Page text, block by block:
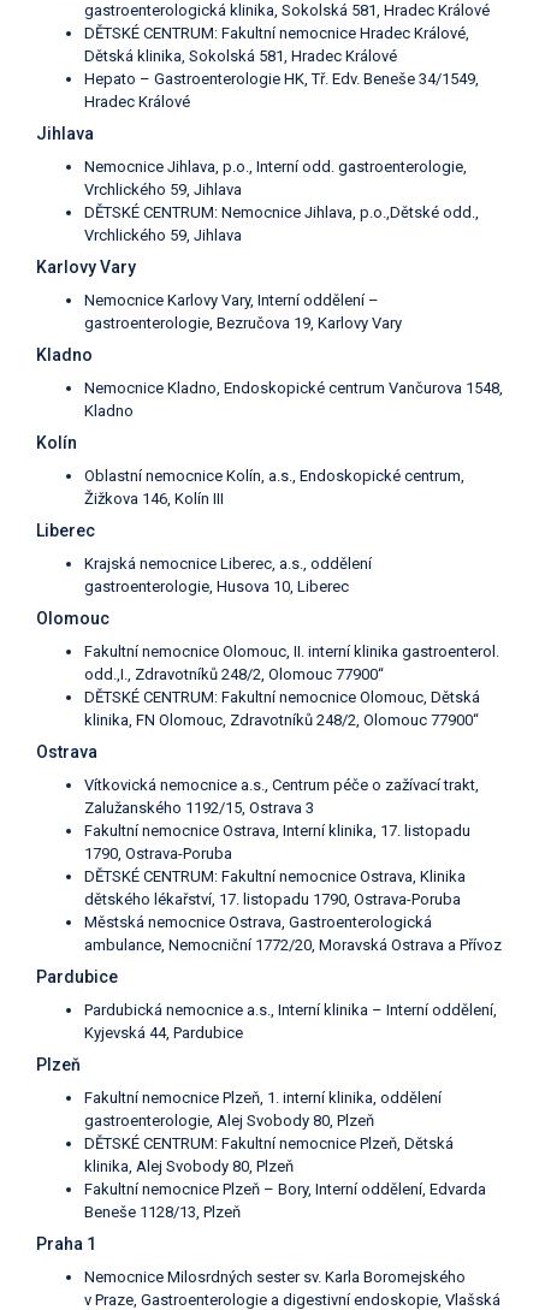
gastroenterologická klinika, Sokolská 581, Hradec Králové
DĚTSKÉ CENTRUM: Fakultní nemocnice Hradec Králové,
Dětská klinika, Sokolská 581, Hradec Králové
Hepato – Gastroenterologie HK, Tř. Edv. Beneše 34/1549,
Hradec Králové
Jihlava
Nemocnice Jihlava, p.o., Interní odd. gastroenterologie,
Vrchlického 59, Jihlava
DĚTSKÉ CENTRUM: Nemocnice Jihlava, p.o.,Dětské odd.,
Vrchlického 59, Jihlava
Karlovy Vary
Nemocnice Karlovy Vary, Interní oddělení –
gastroenterologie, Bezručova 19, Karlovy Vary
Kladno
Nemocnice Kladno, Endoskopické centrum Vančurova 1548,
Kladno
Kolín
Oblastní nemocnice Kolín, a.s., Endoskopické centrum,
Žižkova 146, Kolín III
Liberec
Krajská nemocnice Liberec, a.s., oddělení
gastroenterologie, Husova 10, Liberec
Olomouc
Fakultní nemocnice Olomouc, II. interní klinika gastroenterol.
odd.,I., Zdravotníků 248/2, Olomouc 77900“
DĚTSKÉ CENTRUM: Fakultní nemocnice Olomouc, Dětská
klinika, FN Olomouc, Zdravotníků 248/2, Olomouc 77900“
Ostrava
Vítkovická nemocnice a.s., Centrum péče o zažívací trakt,
Zalužanského 1192/15, Ostrava 3
Fakultní nemocnice Ostrava, Interní klinika, 17. listopadu
1790, Ostrava-Poruba
DĚTSKÉ CENTRUM: Fakultní nemocnice Ostrava, Klinika
dětského lékařství, 17. listopadu 1790, Ostrava-Poruba
Městská nemocnice Ostrava, Gastroenterologická
ambulance, Nemocniční 1772/20, Moravská Ostrava a Přívoz
Pardubice
Pardubická nemocnice a.s., Interní klinika – Interní oddělení,
Kyjevská 44, Pardubice
Plzeň
Fakultní nemocnice Plzeň, 1. interní klinika, oddělení
gastroenterologie, Alej Svobody 80, Plzeň
DĚTSKÉ CENTRUM: Fakultní nemocnice Plzeň, Dětská
klinika, Alej Svobody 80, Plzeň
Fakultní nemocnice Plzeň – Bory, Interní oddělení, Edvarda
Beneše 1128/13, Plzeň
Praha 1
Nemocnice Milosrdných sester sv. Karla Boromejského
v Praze, Gastroenterologie a digestivní endoskopie, Vlašská